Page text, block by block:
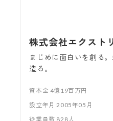
株式会社エクスト
まじめに面白いを創る
造る。
資本金 4億19百万円
設立年月 2005年05月
従業員数 828 人